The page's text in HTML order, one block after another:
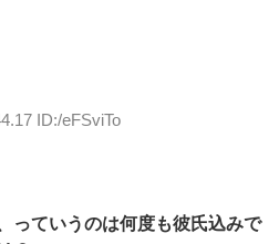
ID:/eFSviTo
っていうのは何度も彼氏込みで